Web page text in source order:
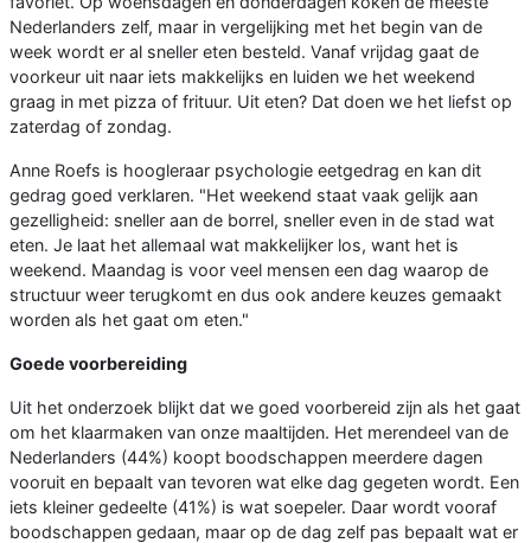
Nederlanders zelf, maar in vergelijking met het begin van de
week wordt er al sneller eten besteld. Vanaf vrijdag gaat de
voorkeur uit naar iets makkelijks en luiden we het weekend
graag in met pizza of frituur. Uit eten? Dat doen we het liefst op
zaterdag of zondag.
Anne Roefs is hoogleraar psychologie eetgedrag en kan dit
gedrag goed verklaren. "Het weekend staat vaak gelijk aan
gezelligheid: sneller aan de borrel, sneller even in de stad wat
eten. Je laat het allemaal wat makkelijker los, want het is
weekend. Maandag is voor veel mensen een dag waarop de
structuur weer terugkomt en dus ook andere keuzes gemaakt
worden als het gaat om eten."
Goede voorbereiding
Uit het onderzoek blijkt dat we goed voorbereid zijn als het gaat
om het klaarmaken van onze maaltijden. Het merendeel van de
Nederlanders (44%) koopt boodschappen meerdere dagen
vooruit en bepaalt van tevoren wat elke dag gegeten wordt. Een
iets kleiner gedeelte (41%) is wat soepeler. Daar wordt vooraf
boodschappen gedaan, maar op de dag zelf pas bepaalt wat er